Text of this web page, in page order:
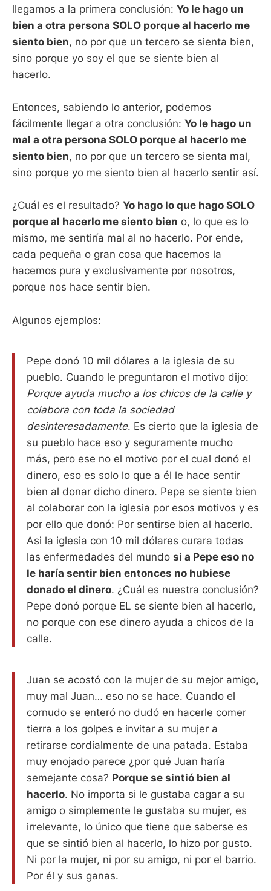
llegamos a la primera conclusión: Yo le hago un
bien a otra persona SOLO porque al hacerlo me
siento bien, no por que un tercero se sienta bien,
sino porque yo soy el que se siente bien al
hacerlo.
Entonces, sabiendo lo anterior, podemos
fácilmente llegar a otra conclusión: Yo le hago un
mal a otra persona SOLO porque al hacerlo me
siento bien, no por que un tercero se sienta mal,
sino porque yo me siento bien al hacerlo sentir así.
¿Cuál es el resultado? Yo hago lo que hago SOLO
porque al hacerlo me siento bien o, lo que es lo
mismo, me sentiría mal al no hacerlo. Por ende,
cada pequeña o gran cosa que hacemos la
hacemos pura y exclusivamente por nosotros,
porque nos hace sentir bien.
Algunos ejemplos:
Pepe donó 10 mil dólares a la iglesia de su
pueblo. Cuando le preguntaron el motivo dijo:
Porque ayuda mucho a los chicos de la calle y
colabora con toda la sociedad
desinteresadamente. Es cierto que la iglesia de
su pueblo hace eso y seguramente mucho
más, pero ese no el motivo por el cual donó el
dinero, eso es solo lo que a él le hace sentir
bien al donar dicho dinero. Pepe se siente bien
al colaborar con la iglesia por esos motivos y es
por ello que donó: Por sentirse bien al hacerlo.
Asi la iglesia con 10 mil dólares curara todas
las enfermedades del mundo si a Pepe eso no
le haría sentir bien entonces no hubiese
donado el dinero. ¿Cuál es nuestra conclusión?
Pepe donó porque EL se siente bien al hacerlo,
no porque con ese dinero ayuda a chicos de la
calle.
Juan se acostó con la mujer de su mejor amigo,
muy mal Juan… eso no se hace. Cuando el
cornudo se enteró no dudó en hacerle comer
tierra a los golpes e invitar a su mujer a
retirarse cordialmente de una patada. Estaba
muy enojado parece ¿por qué Juan haría
semejante cosa? Porque se sintió bien al
hacerlo. No importa si le gustaba cagar a su
amigo o simplemente le gustaba su mujer, es
irrelevante, lo único que tiene que saberse es
que se sintió bien al hacerlo, lo hizo por gusto.
Ni por la mujer, ni por su amigo, ni por el barrio.
Por él y sus ganas.